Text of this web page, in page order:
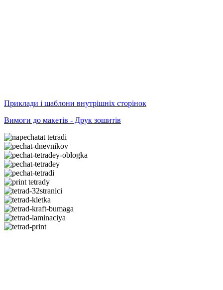
Приклади і шаблони внутрішніх сторінок
Вимоги до макетів - Друк зошитів